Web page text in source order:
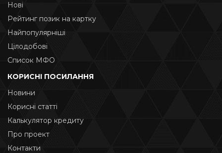
Нові
Рейтинг позик на картку
Найпопулярніші
Цілодобові
Список МФО
КОРИСНІ ПОСИЛАННЯ
Новини
Корисні статті
Калькулятор кредиту
Про проект
Контакти